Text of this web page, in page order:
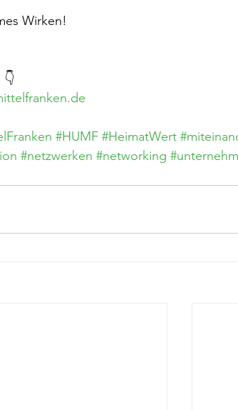
Wirken!
#HUMF #HeimatWert
#netzwerken #networking